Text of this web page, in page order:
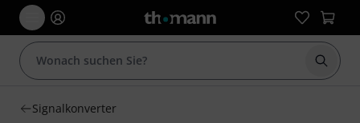
Suche
Signalkonverter